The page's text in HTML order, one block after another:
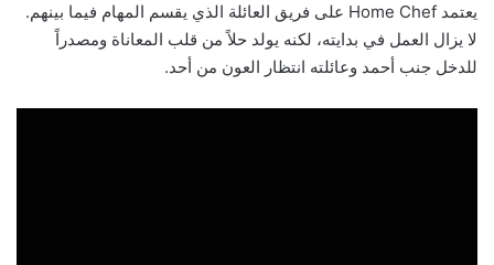
يعتمد Home Chef على فريق العائلة الذي يقسم المهام فيما بينهم.
لا يزال العمل في بدايته، لكنه يولد حلاً من قلب المعاناة ومصدراً
للدخل جنب أحمد وعائلته انتظار العون من أحد.